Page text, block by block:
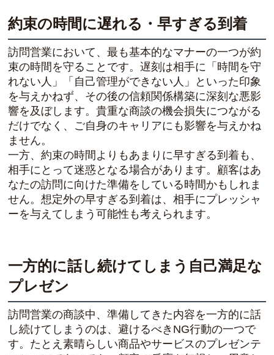
約束の時間に遅れる・早すぎる到着
訪問営業において、最も基本的なマナーの一つが約
束の時間を守ることです。遅刻は相手に「時間を守
れない人」「自己管理ができない人」といった印象
を与えかねず、その後の信頼関係構築に深刻な悪影
響を及ぼします。貴重な商談の機会損失につながる
だけでなく、ご自身のキャリアにも影響を与えかね
ません。
一方、約束の時間よりもあまりに早すぎる到着も、
相手にとって迷惑となる場合があります。顧客はあ
なたの訪問に向けた準備をしている時間かもしれま
せん。想定外の早すぎる到着は、相手にプレッシャ
ーを与えてしまう可能性も考えられます。
一方的に話し続けてしまう自己満足な
プレゼン
訪問営業の商談中、準備してきた内容を一方的に話
し続けてしまうのは、避けるべきNG行動の一つで
す。たとえ素晴らしい商品やサービスのプレゼンテ